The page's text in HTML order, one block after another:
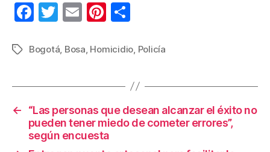
F
c
b
o
o
k
T
tt
E
ail
Pi
er
st
m
ar
tir
Etiquetas
Bogotá Bosa Homicidio Policía
←
“Las personas que desean alcanzar el éxito no
pueden tener miedo de cometer errores”,
según encuesta